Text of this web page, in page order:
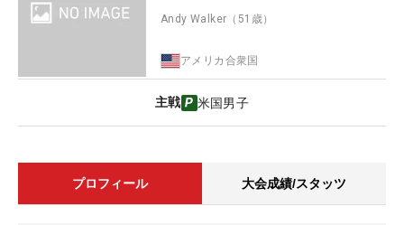
Andy Walker （51歳）
アメリカ合衆国
主戦 米国男子
プロフィール 大会成績/スタッツ